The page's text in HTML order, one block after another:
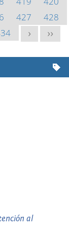
427
428
> >>
al